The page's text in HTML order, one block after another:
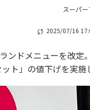
スーパ
2025/07/16
ンドメニューを改定
ト」の値下げを実施